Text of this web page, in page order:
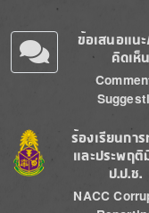
ข้อเสนอแน
คิดเห็น
Image
ร้องเรียนกา
และประพฤติ
ป.ป.ช.
NACC